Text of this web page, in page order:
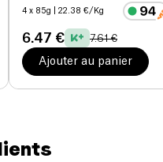
bio
4 x 85g | 22.38 €/Kg
6.47 € 7.61 €
Ajouter au panier